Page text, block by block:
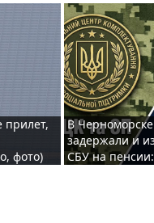
прилет,
фото)
В
задержали и
СБУ на